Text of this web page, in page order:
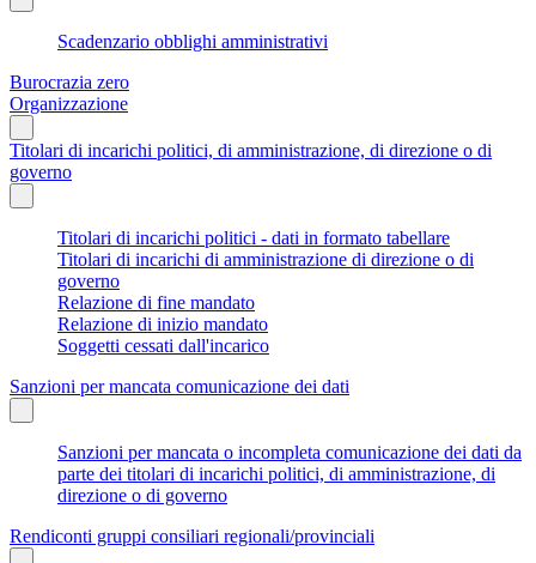
Scadenzario obblighi amministrativi
Burocrazia zero
Organizzazione
Titolari di incarichi politici, di amministrazione, di direzione o di
governo
Titolari di incarichi politici - dati in formato tabellare
Titolari di incarichi di amministrazione di direzione o di
governo
Relazione di fine mandato
Relazione di inizio mandato
Soggetti cessati dall'incarico
Sanzioni per mancata comunicazione dei dati
Sanzioni per mancata o incompleta comunicazione dei dati da
parte dei titolari di incarichi politici, di amministrazione, di
direzione o di governo
Rendiconti gruppi consiliari regionali/provinciali